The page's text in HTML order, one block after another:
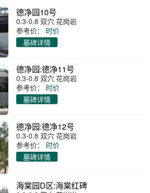
德净园10号
0.3-0.8 双穴 花岗岩
参考价：
时价
墓碑详情
德净园:德净11号
0.3-0.8 双穴 花岗岩
参考价：
时价
墓碑详情
德净园:德净12号
0.3-0.8 双穴 花岗岩
参考价：
时价
墓碑详情
海棠园D区:海棠红碑